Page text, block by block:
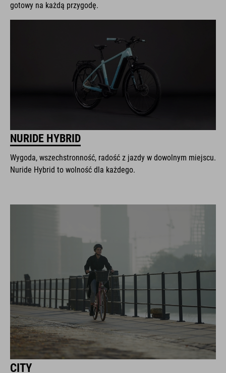
gotowy na każdą przygodę.
NURIDE HYBRID
Wygoda, wszechstronność, radość z jazdy w dowolnym miejscu.
Nuride Hybrid to wolność dla każdego.
CITY